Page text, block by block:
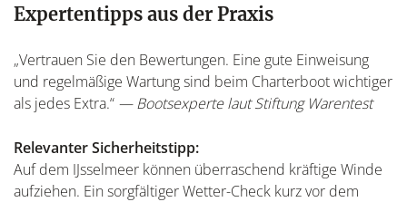
Expertentipps aus der Praxis
„Vertrauen Sie den Bewertungen. Eine gute Einweisung
und regelmäßige Wartung sind beim Charterboot wichtiger
als jedes Extra.“ — Bootsexperte laut Stiftung Warentest
Relevanter Sicherheitstipp:
Auf dem IJsselmeer können überraschend kräftige Winde
aufziehen. Ein sorgfältiger Wetter-Check kurz vor dem